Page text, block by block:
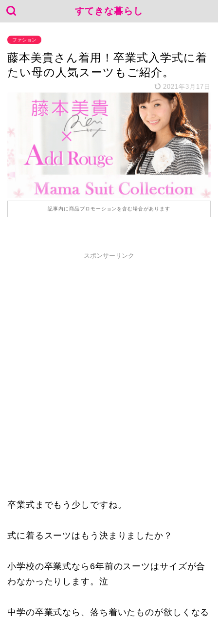
すてきな暮らし
ファション
藤本美貴さん着用！卒業式入学式に着
たい母の人気スーツもご紹介。
2021年3月17日
記事内に商品プロモーションを含む場合があります
スポンサーリンク
卒業式までもう少しですね。
式に着るスーツはもう決まりましたか？
小学校の卒業式なら6年前のスーツはサイズが合
わなかったりします。泣
中学の卒業式なら、落ち着いたものが欲しくなる